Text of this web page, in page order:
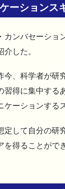
ーションス
ンバセーショ
した。
、科学者が研
得に集中する
ーションする
して自分の研
得ることがで